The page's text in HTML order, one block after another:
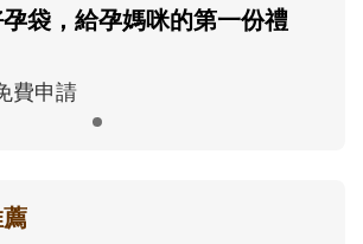
袋，給孕媽咪的第一份禮
費申請